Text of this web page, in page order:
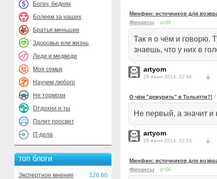
Богач, бедняк
Болеем за наших
Братья меньшие
Здоровье или жизнь
Леди и медведи
Моя семья
Научим любого
Не тормози
Отдохни и ты
Полит просвет
IT-дела
топ блоги
Экспертное мнение
126.60
Минфин: источников для
Финансы
66
Так я о чём и говорю.
знаешь, что у них в
artyom
26 июня 2014, 22:48
О чём "дежурить" в Тольятти?! /
Не первый, а значит и
artyom
26 июня 2014, 22:24
Минфин: источников для
Финансы
66